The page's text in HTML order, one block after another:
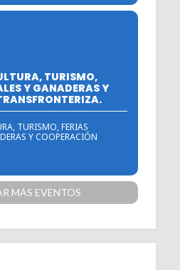
TURISMO,
Y GANADERAS Y
TURISMO, FERIAS
Y COOPERACIÓN
MÁS EVENTOS